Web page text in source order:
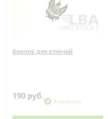
Брелок для ключей
190 руб.
В наличии